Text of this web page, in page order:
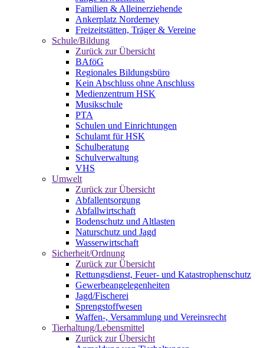
Familien & Alleinerziehende
Ankerplatz Norderney
Freizeitstätten, Träger & Vereine
Schule/Bildung
Zurück zur Übersicht
BAföG
Regionales Bildungsbüro
Kein Abschluss ohne Anschluss
Medienzentrum HSK
Musikschule
PTA
Schulen und Einrichtungen
Schulamt für HSK
Schulberatung
Schulverwaltung
VHS
Umwelt
Zurück zur Übersicht
Abfallentsorgung
Abfallwirtschaft
Bodenschutz und Altlasten
Naturschutz und Jagd
Wasserwirtschaft
Sicherheit/Ordnung
Zurück zur Übersicht
Rettungsdienst, Feuer- und Katastrophenschutz
Gewerbeangelegenheiten
Jagd/Fischerei
Sprengstoffwesen
Waffen-, Versammlung und Vereinsrecht
Tierhaltung/Lebensmittel
Zurück zur Übersicht